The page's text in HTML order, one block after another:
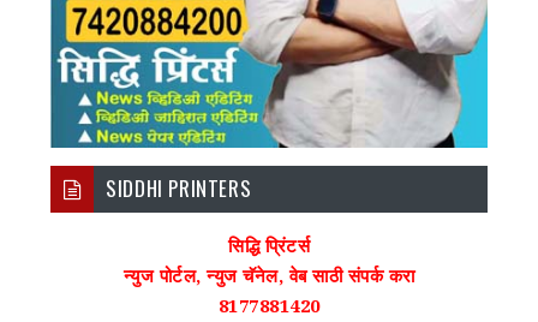
SIDDHI PRINTERS
सिद्धि प्रिंटर्स
न्युज पोर्टल, न्युज चॅनेल, वेब साठी संपर्क करा
8177881420